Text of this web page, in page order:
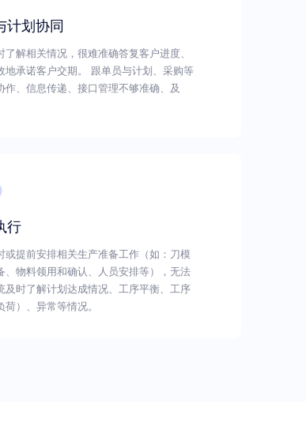
计划协同
了解相关情况，很难准确答复客户进度、
地承诺客户交期。 跟单员与计划、采购等
作、信息传递、接口管理不够准确、及
行
或提前安排相关生产准备工作（如：刀模
、物料领用和确认、人员安排等），无法
及时了解计划达成情况、工序平衡、工序
荷）、异常等情况。